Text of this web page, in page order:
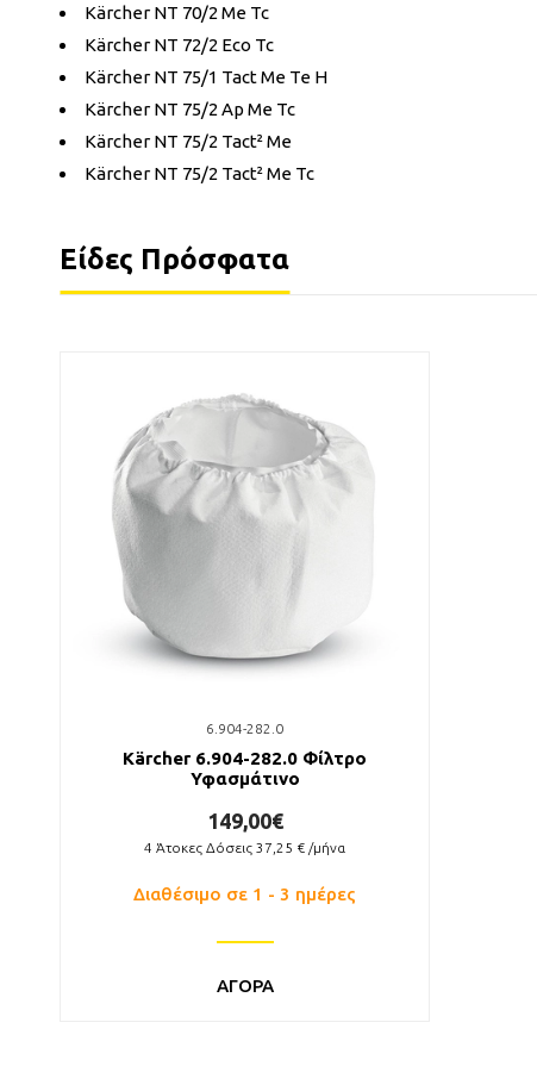
Kärcher NT 70/2 Me Tc
Kärcher NT 72/2 Eco Tc
Kärcher NT 75/1 Tact Me Te H
Kärcher NT 75/2 Ap Me Tc
Kärcher NT 75/2 Tact² Me
Kärcher NT 75/2 Tact² Me Tc
Είδες Πρόσφατα
6.904-282.0
Kärcher 6.904-282.0 Φίλτρο
Υφασμάτινο
149,00€
4 Άτοκες Δόσεις 37,25 € /μήνα
Διαθέσιμο σε 1 - 3 ημέρες
ΑΓΟΡΑ